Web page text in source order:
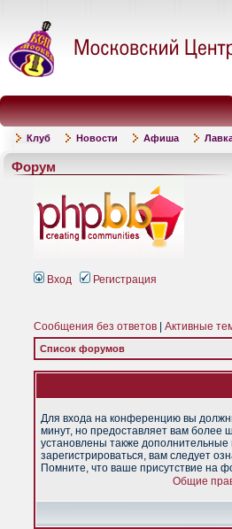
Клуб Новости Афиша
Форум
Вход Регистрация
Сообщения без ответов Активные
Список форумов
Для входа на конференцию вы
минут, но предоставляет вам более
установлены также
зарегистрироваться, вам следует
Помните, что ваше присутствие на
Общие